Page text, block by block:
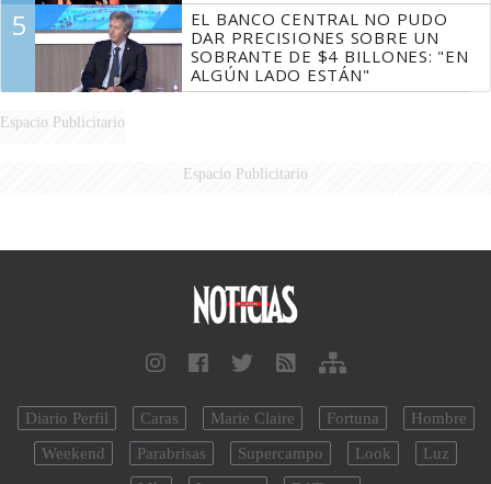
5
EL BANCO CENTRAL NO PUDO
DAR PRECISIONES SOBRE UN
SOBRANTE DE $4 BILLONES: "EN
ALGÚN LADO ESTÁN"
Espacio Publicitario
Espacio Publicitario
Diario Perfil Caras Marie Claire Fortuna
Hombre
Weekend
Parabrisas Supercampo Look
Luz